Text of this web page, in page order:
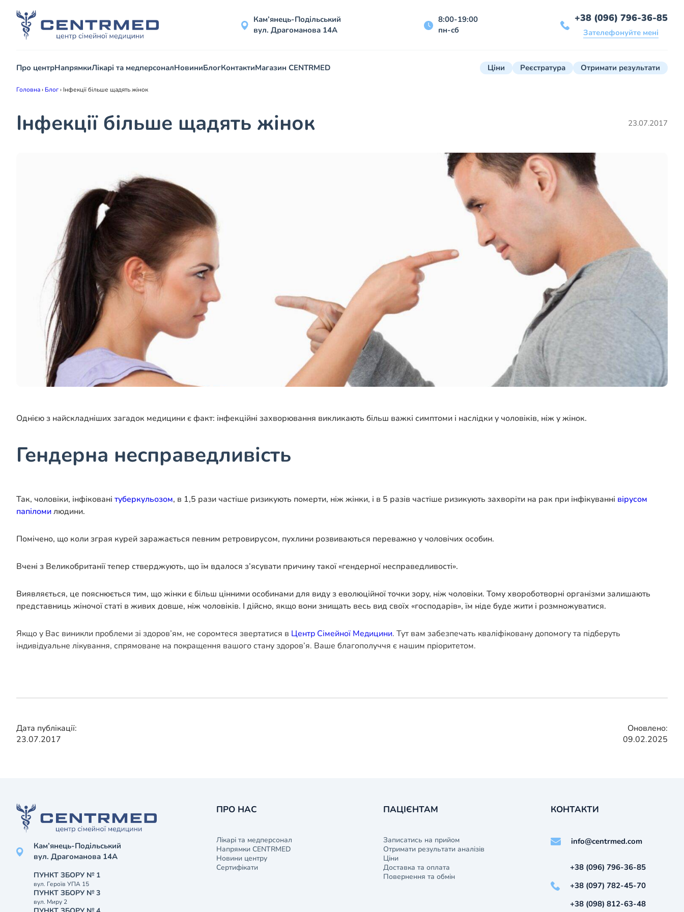
Кам’янець-Подільський
вул. Драгоманова 14А
8:00-19:00
пн-сб
+38 (096) 796-36-85
Зателефонуйте мені
Про центрНапрямкиЛікарі та медперсоналНовиниБлогКонтактиМагазин CENTRMED Ціни Реєстратура Отримати результати
Головна› Блог› Інфекції більше щадять жінок
Інфекції більше щадять жінок 23.07.2017
Однією з найскладніших загадок медицини є факт: інфекційні захворювання викликають більш важкі симптоми і наслідки у чоловіків, ніж у жінок.
Гендерна несправедливість
Так, чоловіки, інфіковані туберкульозом, в 1,5 рази частіше ризикують померти, ніж жінки, і в 5 разів частіше ризикують захворіти на рак при інфікуванні вірусом
папіломилюдини.
Помічено, що коли зграя курей заражається певним ретровирусом, пухлини розвиваються переважно у чоловічих особин.
Вчені з Великобританії тепер стверджують, що їм вдалося з’ясувати причину такої «гендерної несправедливості».
Виявляється, це пояснюється тим, що жінки є більш цінними особинами для виду з еволюційної точки зору, ніж чоловіки. Тому хвороботворні організми залишають
представниць жіночої статі в живих довше, ніж чоловіків. І дійсно, якщо вони знищать весь вид своїх «господарів», їм ніде буде жити і розмножуватися.
Якщо у Вас виникли проблеми зі здоров’ям, не соромтеся звертатися в Центр Сімейної Медицини. Тут вам забезпечать кваліфіковану допомогу та підберуть
індивідуальне лікування, спрямоване на покращення вашого стану здоров’я. Ваше благополуччя є нашим пріоритетом.
Дата публікації:
23.07.2017
Оновлено:
09.02.2025
Кам’янець-Подільський
вул. Драгоманова 14А
ПУНКТ ЗБОРУ № 1
вул. Героїв УПА 15
ПУНКТ ЗБОРУ № 3
вул. Миру 2
ПРО НАС
Лікарі та медперсонал
Напрямки CENTRMED
Новини центру
Сертифікати
ПАЦІЄНТАМ
Записатись на прийом
Отримати результати аналізів
Ціни
Доставка та оплата
Повернення та обмін
КОНТАКТИ
info@centrmed.com
+38 (096) 796-36-85
+38 (097) 782-45-70
+38 (098) 812-63-48